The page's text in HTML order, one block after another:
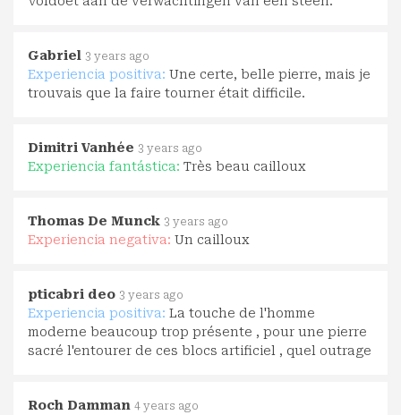
Gabriel 3 years ago
Experiencia positiva: Une certe, belle pierre, mais je
trouvais que la faire tourner était difficile.
Dimitri Vanhée 3 years ago
Experiencia fantástica: Très beau cailloux
Thomas De Munck 3 years ago
Experiencia negativa: Un cailloux
pticabri deo 3 years ago
Experiencia positiva: La touche de l'homme
moderne beaucoup trop présente , pour une pierre
sacré l'entourer de ces blocs artificiel , quel outrage
Roch Damman 4 years ago